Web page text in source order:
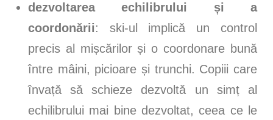
dezvoltarea echilibrului și a
coordonării: ski-ul implică un control
precis al mișcărilor și o coordonare bună
între mâini, picioare și trunchi. Copiii care
învață să schieze dezvoltă un simț al
echilibrului mai bine dezvoltat, ceea ce le